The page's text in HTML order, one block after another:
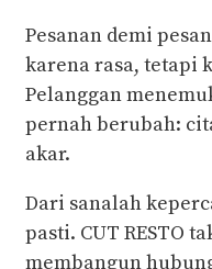
Pesanan demi
karena rasa, tetapi
Pelanggan
pernah berubah:
akar.
Dari sanalah
pasti. CUT RESTO
membangun